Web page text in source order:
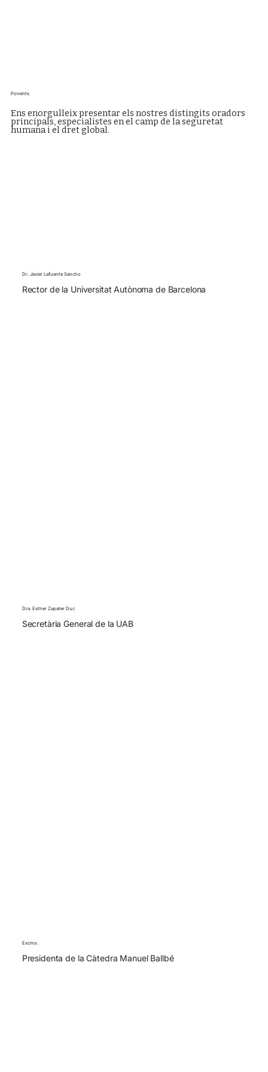
Ponents
Dr. Javier Lafuente Sancho
Rector de la Universitat Autònoma de Barcelona
Dra. Esther Zapater Duc
Secretària General de la UAB
Excma .
Presidenta de la Càtedra Manuel Ballbé
Ens enorgulleix presentar els nostres distingits oradors
principals, especialistes en el camp de la seguretat
humana i el dret global.